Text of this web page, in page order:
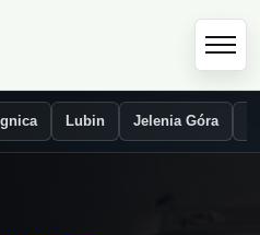
Lubin Jelenia Góra